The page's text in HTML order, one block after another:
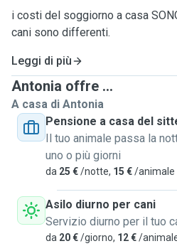
i costi del soggiorno a casa
cani sono differenti.
Leggi di più
Antonia offre ...
A casa di Antonia
Pensione a casa del
Il tuo animale passa la
uno o più giorni
da 25 €/notte, 15 €/animale
Asilo diurno per cani
Servizio diurno per il tuo
da 20 €/giorno, 12 €/